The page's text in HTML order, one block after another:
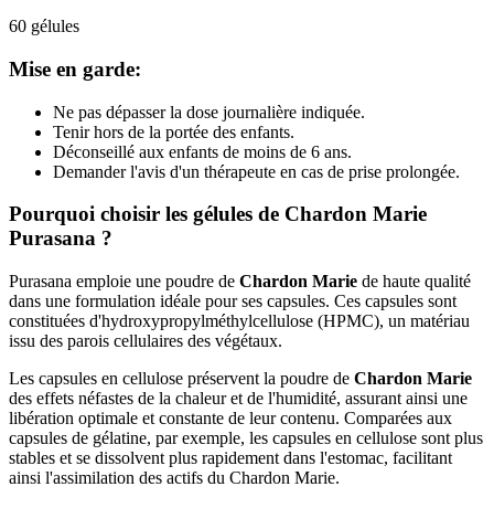
60 gélules
Mise en garde:
Ne pas dépasser la dose journalière indiquée.
Tenir hors de la portée des enfants.
Déconseillé aux enfants de moins de 6 ans.
Demander l'avis d'un thérapeute en cas de prise prolongée.
Pourquoi choisir les gélules de Chardon Marie
Purasana ?
Purasana emploie une poudre de Chardon Marie de haute qualité
dans une formulation idéale pour ses capsules. Ces capsules sont
constituées d'hydroxypropylméthylcellulose (HPMC), un matériau
issu des parois cellulaires des végétaux.
Les capsules en cellulose préservent la poudre de Chardon Marie
des effets néfastes de la chaleur et de l'humidité, assurant ainsi une
libération optimale et constante de leur contenu. Comparées aux
capsules de gélatine, par exemple, les capsules en cellulose sont plus
stables et se dissolvent plus rapidement dans l'estomac, facilitant
ainsi l'assimilation des actifs du Chardon Marie.